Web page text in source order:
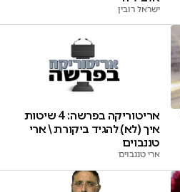
ישראל רובין
אריטוריקה בפרשה: 4 שיטות
איך (לא) להגיד ביקורת \ ארי
טננבוים
ארי טננבוים